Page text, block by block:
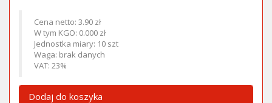
Cena netto: 3.90 zł
W tym KGO: 0.000 zł
Jednostka miary: 10 szt
Waga: brak danych
VAT: 23%
Dodaj do koszyka